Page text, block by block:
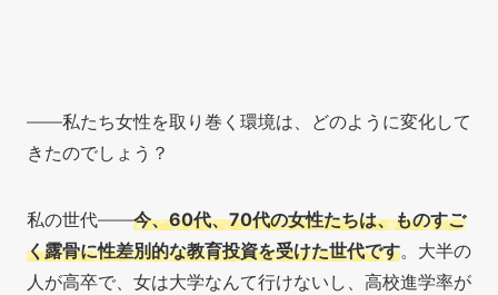
――私たち女性を取り巻く環境は、どのように変化して
きたのでしょう？
私の世代――今、60代、70代の女性たちは、ものすご
く露骨に性差別的な教育投資を受けた世代です。大半の
人が高卒で、女は大学なんて行けないし、高校進学率が